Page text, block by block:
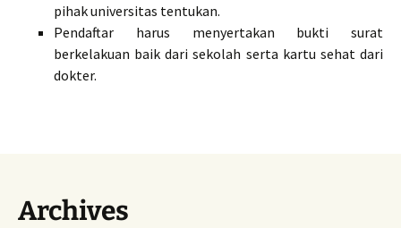
pihak universitas tentukan.
Pendaftar harus menyertakan bukti surat
berkelakuan baik dari sekolah serta kartu sehat dari
dokter.
Archives